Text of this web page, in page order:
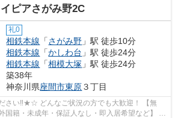
ピアさがみ野2C
礼0
相鉄本線 「さがみ野 」駅 徒歩10分
相鉄本線 「かしわ台 」駅 徒歩24分
相鉄本線 「相模大塚 」駅 徒歩24分
築38年
神奈川県座間市東原３丁目
さい‼★☆ どんなご状況の方でも大歓迎！ 【無
国籍・未成年・保証人なし・即入居希望など】 ネ